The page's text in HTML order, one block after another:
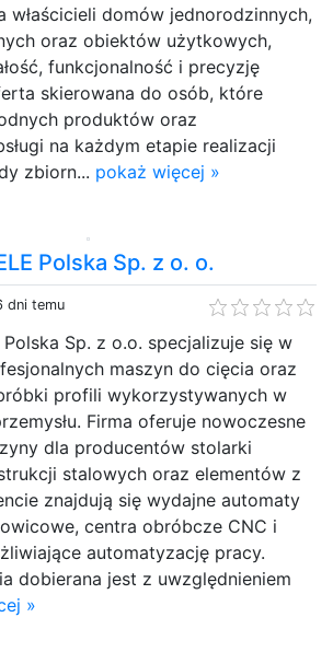
właścicieli domów jednorodzinnych,
oraz obiektów użytkowych,
funkcjonalność i precyzję
skierowana do osób, które
produktów oraz
na każdym etapie realizacji
zbiorn... pokaż więcej »
Polska Sp. z o. o.
dni temu
Polska Sp. z o.o. specjalizuje się w
maszyn do cięcia oraz
profili wykorzystywanych w
Firma oferuje nowoczesne
dla producentów stolarki
stalowych oraz elementów z
znajdują się wydajne automaty
centra obróbcze CNC i
automatyzację pracy.
dobierana jest z uwzględnieniem
»